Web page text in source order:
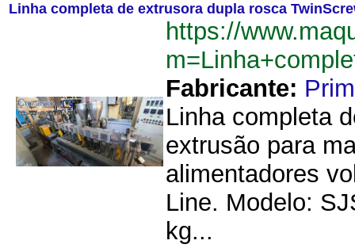
Linha completa de extrusora dupla rosca
https://
Fabricante:
Linha completa
extrusão para
alimentadores
Line. Modelo:
kg...